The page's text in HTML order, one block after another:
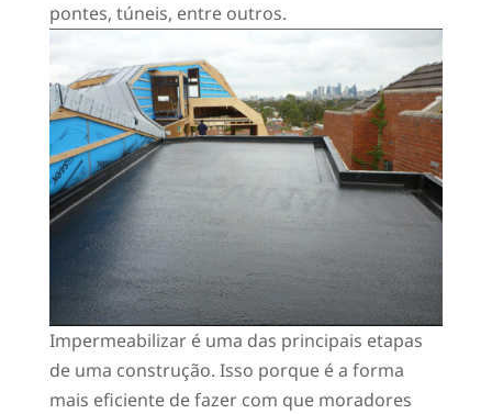
pontes, túneis, entre outros.
Impermeabilizar é uma das principais etapas
de uma construção. Isso porque é a forma
mais eficiente de fazer com que moradores